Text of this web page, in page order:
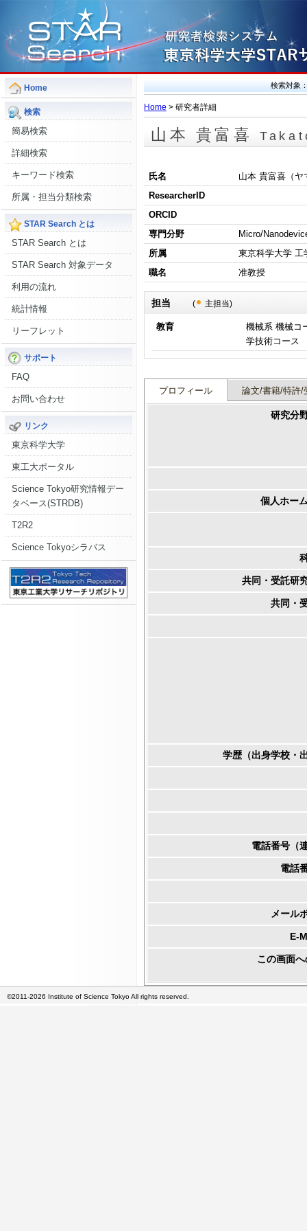
Home
検索
簡易検索
詳細検索
キーワード検索
所属・担当分類検索
STAR Search とは
STAR Search とは
STAR Search 対象データ
利用の流れ
統計情報
リーフレット
サポート
FAQ
お問い合わせ
リンク
東京科学大学
東工大ポータル
Science Tokyo研究情報デー
タベース(STRDB)
T2R2
Science Tokyoシラバス
検索対象
Home > 研究者詳細
山本 貴富喜
氏名
山本 貴富喜（ヤ
ResearcherID
ORCID
専門分野
Micro/
所属
東京科学大学 工
職名
准教授
( 主担当)
教育
機械系 機械コ
学技術コース
プロフィール 論文/書籍/特許/
研究分
個人ホー
共同・受託研
共同・
学歴（出身学校・
電話番号（
電話
メール
E-
この画面
©2011-2026 Institute of Science Tokyo All rights reserved.